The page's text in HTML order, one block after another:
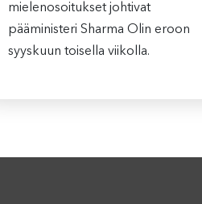
mielenosoitukset johtivat
pääministeri Sharma Olin eroon
syyskuun toisella viikolla.